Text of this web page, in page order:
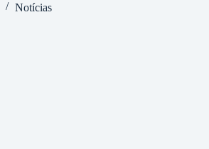
Notícias